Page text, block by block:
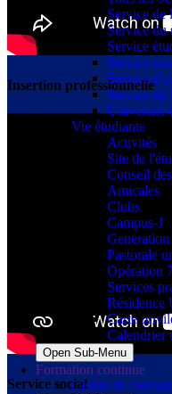
Service de
Service du
Service
Service
Service
Service de
Université
Vie étudiante
Activités
Site de
Conseil
Amicales
Clubs
Campus-J
Pastorale
Opération
Services
Résidence
Carte
Calendrier
Open Sub-Menu
Formation continue
Centre de
Insertion professionnelle
Service social